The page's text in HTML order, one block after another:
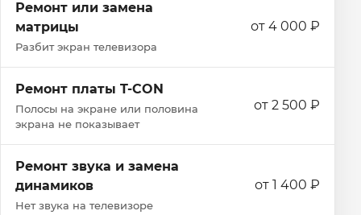
Ремонт или замена
матрицы
Разбит экран телевизора
от 4 000 ₽
Ремонт платы T-CON
Полосы на экране или половина
экрана не показывает
от 2 500 ₽
Ремонт звука и замена
динамиков
Нет звука на телевизоре
от 1 400 ₽